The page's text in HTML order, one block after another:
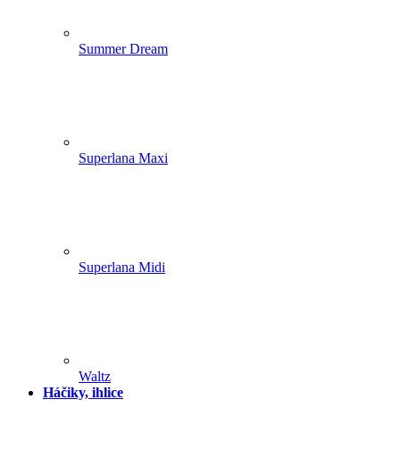
Summer Dream
Superlana Maxi
Superlana Midi
Waltz
Háčiky, ihlice